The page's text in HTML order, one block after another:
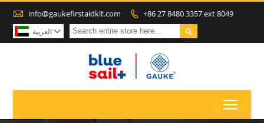
 info@gaukefirstaidkit.com  +86 27 8480 3357 ext 8049
 العربية 